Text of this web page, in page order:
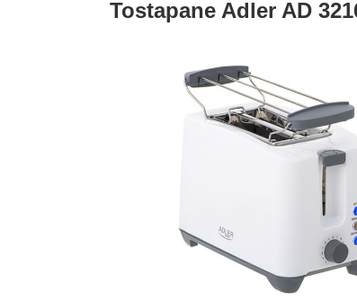
Tostapane Adler AD